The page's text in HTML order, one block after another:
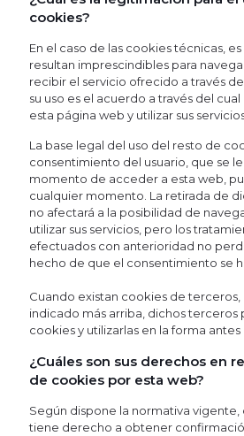
cookies?
En el caso de las cookies técnicas,
resultan imprescindibles para
recibir el servicio ofrecido a través
su uso es el acuerdo a través del
esta página web y utilizar sus
La base legal del uso del resto de
consentimiento del usuario, que se
momento de acceder a esta web,
cualquier momento. La retirada de
no afectará a la posibilidad de
utilizar sus servicios, pero los
efectuados con anterioridad no
hecho de que el consentimiento se
Cuando existan cookies de
indicado más arriba, dichos terceros
cookies y utilizarlas en la forma antes
¿Cuáles son sus derechos en
de cookies por esta web?
Según dispone la normativa vigente,
tiene derecho a obtener